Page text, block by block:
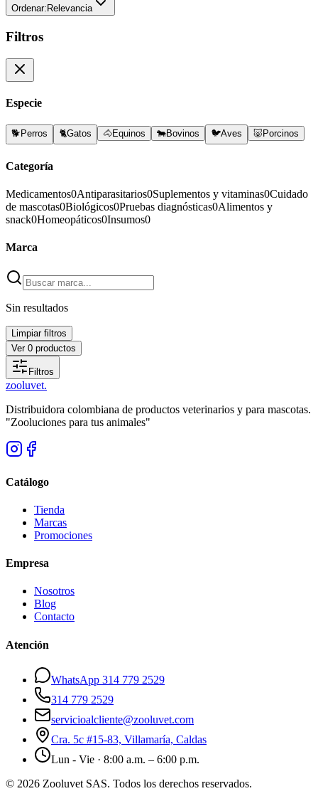
Ordenar: Relevancia
Filtros
Especie
🐕 Perros 🐈Gatos 🐴Equinos 🐄Bovinos 🐦Aves 🐷 Porcinos
Categoría
Medicamentos0Antiparasitarios0Suplementos y vitaminas0Cuidado
de mascotas0Biológicos0Pruebas diagnósticas0Alimentos y
snack0Homeopáticos0Insumos0
Marca
Sin resultados
Limpiar filtros
Ver 0 productos
Filtros
zooluvet.
Distribuidora colombiana de productos veterinarios y para mascotas.
"Zooluciones para tus animales"
Catálogo
Tienda
Marcas
Promociones
Empresa
Nosotros
Blog
Contacto
Atención
WhatsApp 314 779 2529
314 779 2529
servicioalcliente@zooluvet.com
Cra. 5c #15-83, Villamaría, Caldas
Lun - Vie · 8:00 a.m. – 6:00 p.m.
© 2026 Zooluvet SAS. Todos los derechos reservados.